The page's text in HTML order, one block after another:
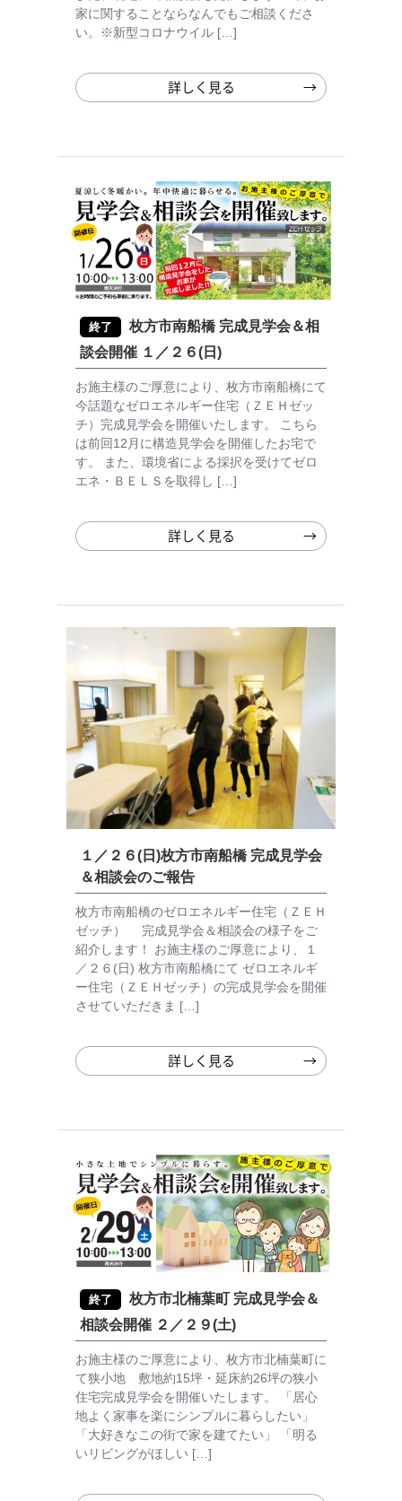
家に関することならなんでもご相談くださ
い。※新型コロナウイル […]
詳しく見る
終了
枚方市南船橋 完成見学会＆相
談会開催 １／２６(日)
お施主様のご厚意により、枚方市南船橋にて
今話題なゼロエネルギー住宅（ＺＥＨゼッ
チ）完成見学会を開催いたします。 こちら
は前回12月に構造見学会を開催したお宅で
す。 また、環境省による採択を受けてゼロ
エネ・ＢＥＬＳを取得し […]
詳しく見る
１／２６(日)枚方市南船橋 完成見学会
＆相談会のご報告
枚方市南船橋のゼロエネルギー住宅（ＺＥＨ
ゼッチ） 完成見学会＆相談会の様子をご
紹介します！ お施主様のご厚意により、１
／２６(日) 枚方市南船橋にて ゼロエネルギ
ー住宅（ＺＥＨゼッチ）の完成見学会を開催
させていただきま […]
詳しく見る
終了
枚方市北楠葉町 完成見学会＆
相談会開催 ２／２９(土)
お施主様のご厚意により、枚方市北楠葉町に
て狭小地 敷地約15坪・延床約26坪の狭小
住宅完成見学会を開催いたします。 「居心
地よく家事を楽にシンプルに暮らしたい」
「大好きなこの街で家を建てたい」 「明る
いリビングがほしい […]